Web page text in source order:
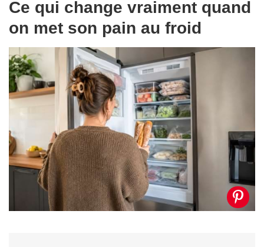
Ce qui change vraiment quand
on met son pain au froid